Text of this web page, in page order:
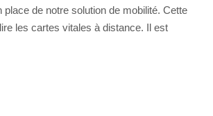
de notre solution de mobilité. Cette
les cartes vitales à distance. Il est